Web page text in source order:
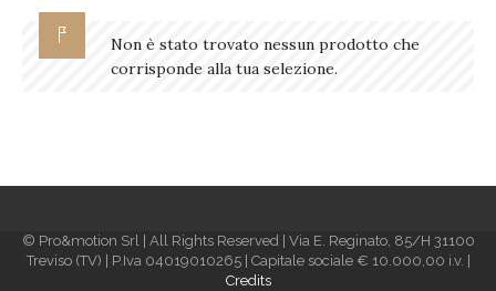
Non è stato trovato nessun prodotto che
corrisponde alla tua selezione.
© Pro&motion Srl | All Rights Reserved | Via E. Reginato, 85/H 31100
Treviso (TV) | P.Iva 04019010265 | Capitale sociale € 10.000,00 i.v. |
Credits